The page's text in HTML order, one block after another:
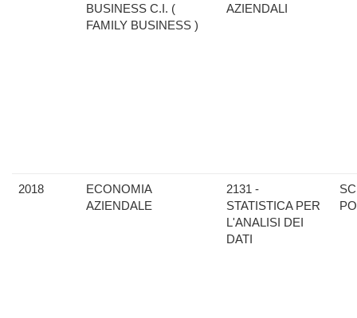
BUSINESS C.I. (
FAMILY BUSINESS )
AZIENDALI
2018
ECONOMIA
AZIENDALE
2131 -
STATISTICA PER
L'ANALISI DEI
DATI